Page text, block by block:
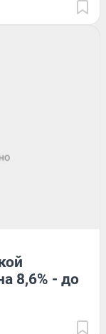
8,6% - до